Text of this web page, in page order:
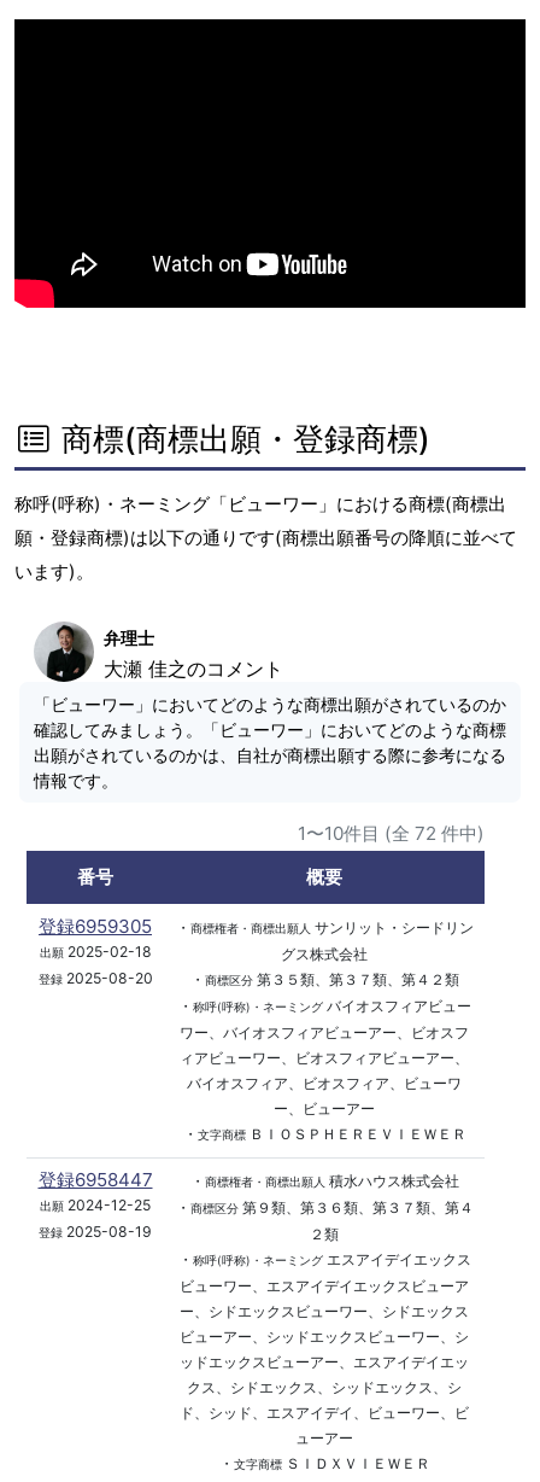
商標(商標出願・登録商標)
称呼(呼称)・ネーミング「ビューワー」における商標(商標出
願・登録商標)は以下の通りです(商標出願番号の降順に並べて
います)。
弁理士
大瀬 佳之のコメント
「ビューワー」においてどのような商標出願がされているのか
確認してみましょう。「ビューワー」においてどのような商標
出願がされているのかは、自社が商標出願する際に参考になる
情報です。
1〜10件目 (全 72 件中)
番号
概要
登録6959305
出願2025-02-18
登録2025-08-20
・ 商標権者・商標出願人 サンリット・シードリン
グス株式会社
・ 商標区分第３５類、第３７類、第４２類
・ 称呼(呼称)・ネーミングバイオスフィアビュー
ワー、バイオスフィアビューアー、ビオスフ
ィアビューワー、ビオスフィアビューアー、
バイオスフィア、ビオスフィア、ビューワ
ー、ビューアー
・ 文字商標ＢＩＯＳＰＨＥＲＥＶＩＥＷＥＲ
登録6958447
出願 2024-12-25
登録 2025-08-19
・ 商標権者・商標出願人 積水ハウス株式会社
・ 商標区分第９類、第３６類、第３７類、第４
２類
・ 称呼(呼称)・ネーミングエスアイデイエックス
ビューワー、エスアイデイエックスビューア
ー、シドエックスビューワー、シドエックス
ビューアー、シッドエックスビューワー、シ
ッドエックスビューアー、エスアイデイエッ
クス、シドエックス、シッドエックス、シ
ド、シッド、エスアイデイ、ビューワー、ビ
ューアー
・ 文字商標ＳＩＤＸＶＩＥＷＥＲ